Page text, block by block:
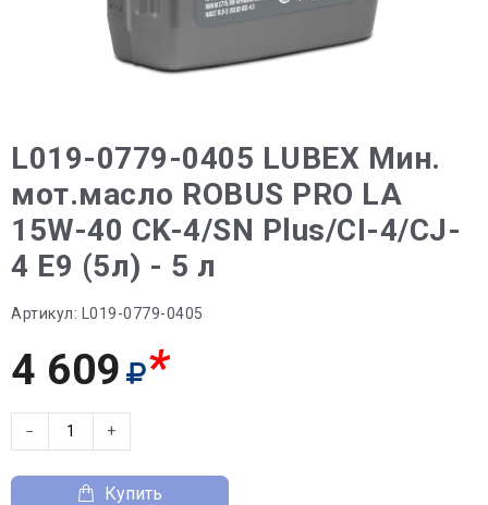
L019-0779-0405 LUBEX Мин.
мот.масло ROBUS PRO LA
15W-40 CK-4/SN Plus/CI-4/CJ-
4 E9 (5л) - 5 л
Артикул: L019-0779-0405
4 609 *
− +
Купить